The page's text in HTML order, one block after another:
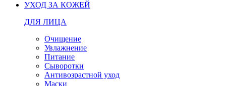
УХОД ЗА КОЖЕЙ
ДЛЯ ЛИЦА
Очищение
Увлажнение
Питание
Сыворотки
Антивозрастной уход
Маски